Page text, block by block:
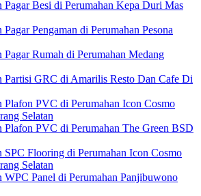
Pagar Besi di Perumahan Kepa Duri Mas
Pagar Pengaman di Perumahan Pesona
Pagar Rumah di Perumahan Medang
Partisi GRC di Amarilis Resto Dan Cafe Di
Plafon PVC di Perumahan Icon Cosmo
Selatan
Plafon PVC di Perumahan The Green BSD
SPC Flooring di Perumahan Icon Cosmo
Selatan
WPC Panel di Perumahan Panjibuwono